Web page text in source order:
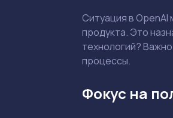
Ситуация в
продукта. Это
технологий?
процессы.
Фокус на